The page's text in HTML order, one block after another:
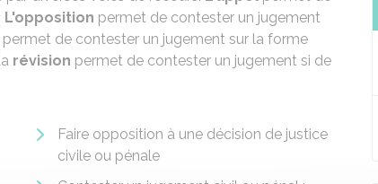
L'opposition permet de contester un jugement
de contester un jugement sur la forme
révision permet de contester un jugement si de
Faire opposition à une décision de justice
civile ou pénale